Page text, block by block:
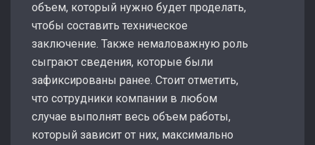
объем, который нужно будет проделать,
чтобы составить техническое
заключение. Также немаловажную роль
сыграют сведения, которые были
зафиксированы ранее. Стоит отметить,
что сотрудники компании в любом
случае выполнят весь объем работы,
который зависит от них, максимально